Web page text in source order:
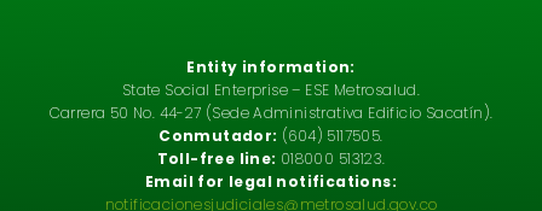
Entity information:
State Social Enterprise – ESE Metrosalud.
Carrera 50 No. 44-27 (Sede Administrativa Edificio Sacatín).
Conmutador: (604) 5117505.
Toll-free line: 018000 513123.
Email for legal notifications:
notificacionesjudiciales@metrosalud.gov.co